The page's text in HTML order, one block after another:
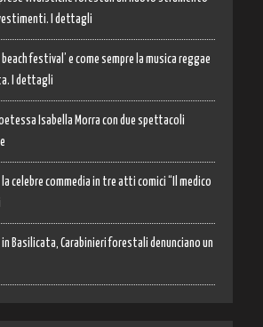
I dettagli
festival’ e come sempre la musica reggae
I dettagli
Isabella Morra con due spettacoli
la celebre commedia in tre atti comici “Il medico
in Basilicata, Carabinieri forestali denunciano un